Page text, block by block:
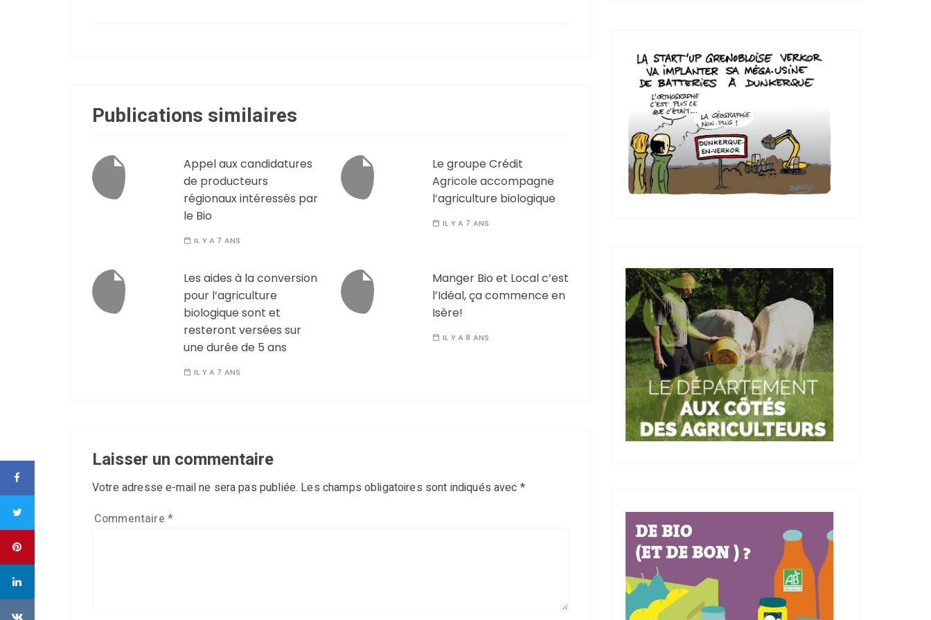
Publications similaires
Appel aux candidatures
de producteurs
régionaux intéressés par
le Bio
IL Y A 7 ANS
Le groupe Crédit
Agricole accompagne
l’agriculture biologique
IL Y A 7 ANS
Les aides à la conversion
pour l’agriculture
biologique sont et
resteront versées sur
une durée de 5 ans
IL Y A 7 ANS
Manger Bio et Local c’est
l’Idéal, ça commence en
Isère!
IL Y A 8 ANS
Laisser un commentaire
Votre adresse e-mail ne sera pas publiée. Les champs obligatoires sont indiqués avec *
Commentaire *